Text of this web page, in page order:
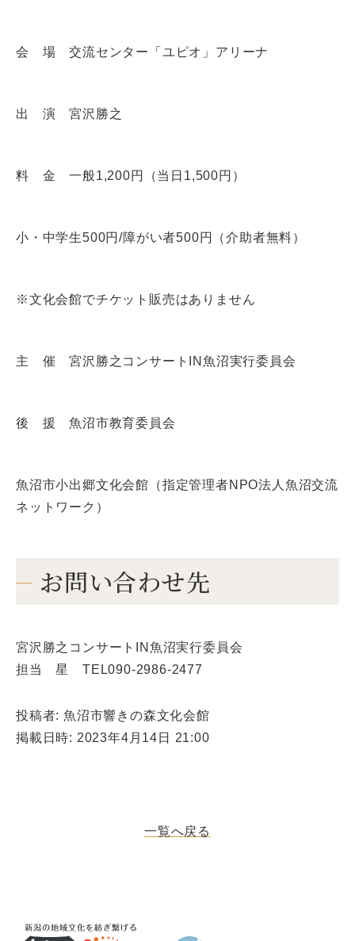
会 場 交流センター「ユピオ」アリーナ
出 演 宮沢勝之
料 金 一般1,200円（当日1,500円）
小・中学生500円/障がい者500円（介助者無料）
※文化会館でチケット販売はありません
主 催 宮沢勝之コンサートIN魚沼実行委員会
後 援 魚沼市教育委員会
魚沼市小出郷文化会館（指定管理者NPO法人魚沼交流
ネットワーク）
お問い合わせ先
宮沢勝之コンサートIN魚沼実行委員会
担当 星 TEL090-2986-2477
投稿者: 魚沼市響きの森文化会館
掲載日時: 2023年4月14日 21:00
一覧へ戻る